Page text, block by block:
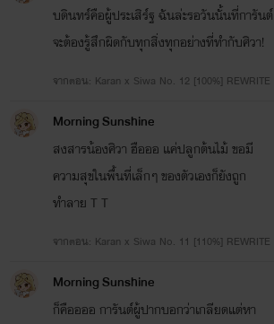
บดินทร์คือผู้ประเสิร์ฐ ฉันล่ะรอวันนั้นที่การันต์
จะต้องรู้สึกผิดกับทุกสิ่งทุกอย่างที่ทำกับศิวา!
จากตอน: Karan x Siwa No. 12 [100%] REWRITE
Morning Sunshine
สงสารน้องศิวา ฮือออ แค่ปลูกต้นไม้ ขอมี
ความสุขในพื้นที่เล็กๆ ของตัวเองก็ยังถูก
ทำลาย T T
จากตอน: Karan x Siwa No. 11 [110%] REWRITE
Morning Sunshine
ก็คืออออ การันต์ผู้ปากบอกว่าเกลียดแต่หา